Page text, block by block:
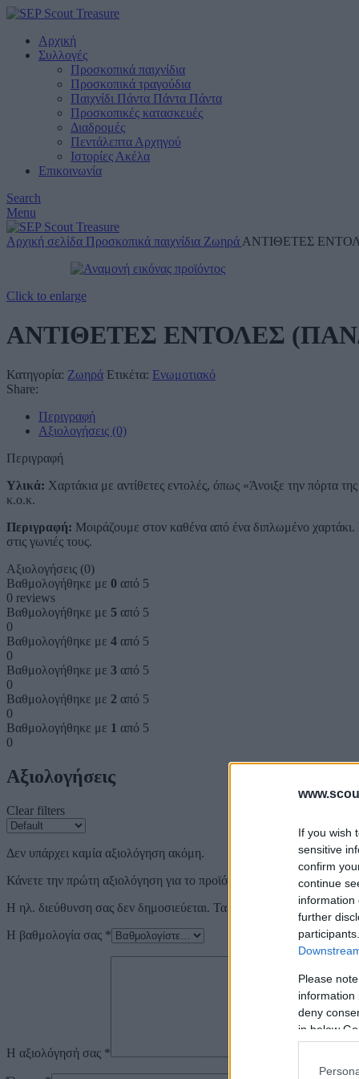
If you wish
sensitive
confirm
continue
information
further
Please
information
deny
in below
Αρχική
Συλλογές
Προσκοπικά παιχνίδια
Προσκοπικά τραγούδια
Παιχνίδι Πάντα Πάντα Πάντα
Προσκοπικές κατασκευές
Διαδρομές
Πεντάλεπτα Αρχηγού
Ιστορίες Ακέλα
Επικοινωνία
Search
Menu
Αρχική σελίδα Προσκοπικά παιχνίδια Ζωηρά ΑΝΤΙΘΕΤΕΣ
Click to enlarge
ΑΝΤΙΘΕΤΕΣ ΕΝΤΟΛΕΣ
Κατηγορία: Ζωηρά Ετικέτα: Ενωμοτιακό
Share:
Περιγραφή
Αξιολογήσεις (0)
Περιγραφή
Υλικά: Χαρτάκια με αντίθετες εντολές, όπως «Άνοιξε την πόρτα
κ.ο.κ.
Περιγραφή: Μοιράζουμε στον καθένα από ένα διπλωμένο
στις γωνιές τους.
Αξιολογήσεις (0)
Βαθμολογήθηκε με 0 από 5
0 reviews
Βαθμολογήθηκε με 5 από 5
0
Βαθμολογήθηκε με 4 από 5
0
Βαθμολογήθηκε με 3 από 5
0
Βαθμολογήθηκε με 2 από 5
0
Βαθμολογήθηκε με 1 από 5
0
Αξιολογήσεις
Clear filters
Δεν υπάρχει καμία αξιολόγηση ακόμη.
Κάνετε την πρώτη αξιολόγηση για το προϊόν: “ΑΝΤΙΘΕΤΕΣ
Η ηλ. διεύθυνση σας δεν δημοσιεύεται. Τα υποχρεωτικά πεδία
Η βαθμολογία σας *
Η αξιολόγησή σας *